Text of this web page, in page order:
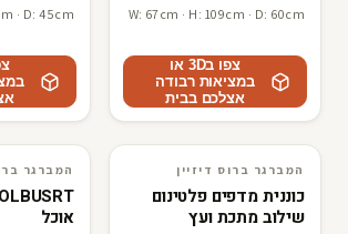
W: 67cm · H: 109cm · D: 60cm
צפו ב3D או
במציאות רבודה
אצלכם בבית
· D: 45cm
3D · AR המברגר ברוס דיזיין
המברגר ברוס דיזיין
כוננית מדפים פלטינום
שילוב מתכת ועץ
3D · AR המברגר המברגר
אוכל